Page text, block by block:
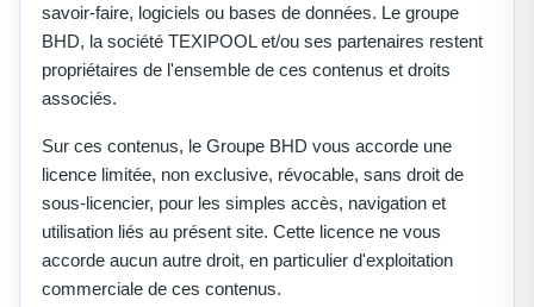
savoir-faire, logiciels ou bases de données. Le groupe
BHD, la société TEXIPOOL et/ou ses partenaires restent
propriétaires de l'ensemble de ces contenus et droits
associés.
Sur ces contenus, le Groupe BHD vous accorde une
licence limitée, non exclusive, révocable, sans droit de
sous-licencier, pour les simples accès, navigation et
utilisation liés au présent site. Cette licence ne vous
accorde aucun autre droit, en particulier d'exploitation
commerciale de ces contenus.